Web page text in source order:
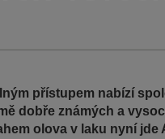
přístupem nabízí
dobře známých a
olova v laku nyní